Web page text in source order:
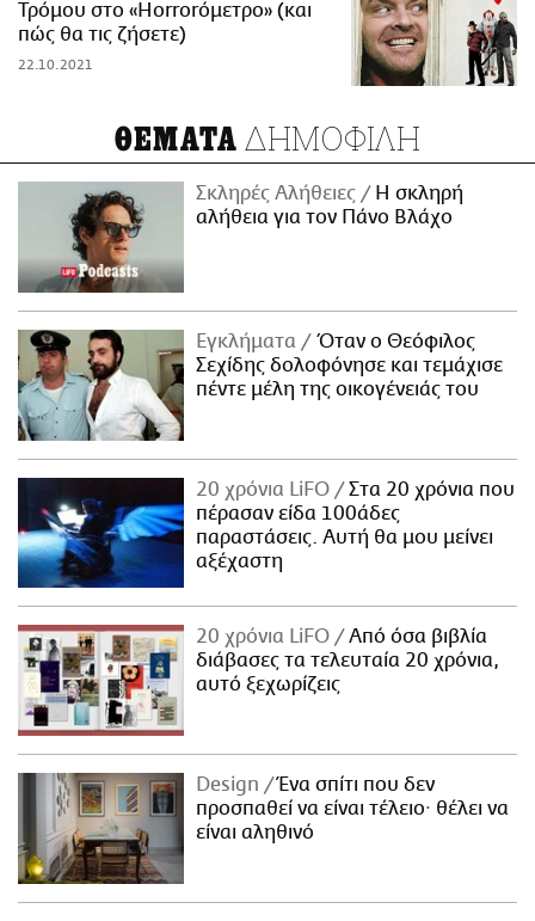
Τρόμου στο «Horrorόμετρο» (και
πώς θα τις ζήσετε)
22.10.2021
ΘΕΜΑΤΑ ΔΗΜΟΦΙΛΗ
Σκληρές Αλήθειες
H σκληρή
αλήθεια για τον Πάνο Βλάχο
Εγκλήματα
Όταν ο Θεόφιλος
Σεχίδης δολοφόνησε και τεμάχισε
πέντε μέλη της οικογένειάς του
20 χρόνια LiFO
Στα 20 χρόνια που
πέρασαν είδα 100άδες
παραστάσεις. Αυτή θα μου μείνει
αξέχαστη
20 χρόνια LiFO
Από όσα βιβλία
διάβασες τα τελευταία 20 χρόνια,
αυτό ξεχωρίζεις
Design
Ένα σπίτι που δεν
προσπαθεί να είναι τέλειο· θέλει να
είναι αληθινό